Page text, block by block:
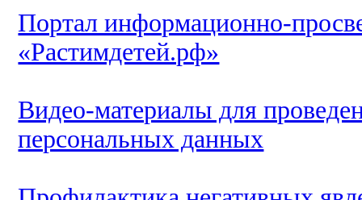
Портал информационно-
«Растимдетей.рф»
Видео-материалы для
персональных данных